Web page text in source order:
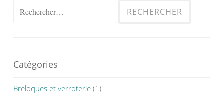
Rechercher :
Catégories
Breloques et verroterie (1)